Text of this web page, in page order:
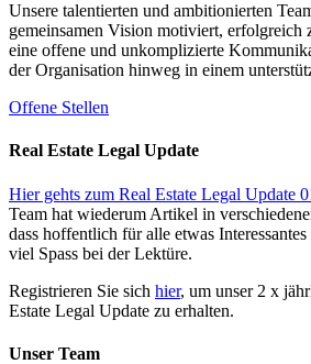
Unsere talentierten und ambitionierten
gemeinsamen Vision motiviert, erfolgreich
eine offene und unkomplizierte
der Organisation hinweg in einem
Offene Stellen
Real Estate Legal Update
Hier gehts zum Real Estate Legal Update
Team hat wiederum Artikel in
dass hoffentlich für alle etwas
viel Spass bei der Lektüre.
Registrieren Sie sich hier, um unser 2 x
Estate Legal Update zu erhalten.
Unser Team